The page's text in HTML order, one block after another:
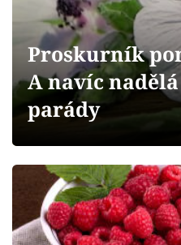
Přihlášení
Sledujte nás
Proskurník
A navíc
parády